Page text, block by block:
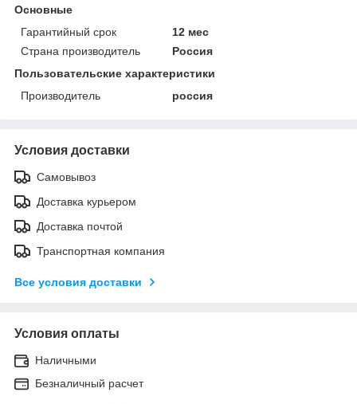
Основные
Гарантийный срок
12 мес
Страна производитель
Россия
Пользовательские характеристики
Производитель
россия
Условия доставки
Самовывоз
Доставка курьером
Доставка почтой
Транспортная компания
Все условия доставки
Условия оплаты
Наличными
Безналичный расчет